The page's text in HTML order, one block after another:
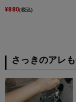
¥880(税込)
さっきのアレ